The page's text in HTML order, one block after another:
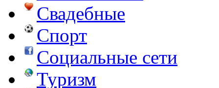
Свадебные
Спорт
Социальные сети
Туризм